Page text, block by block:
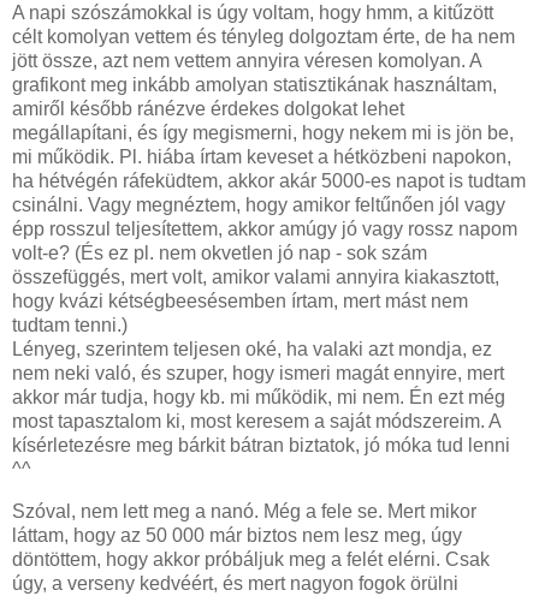
A napi szószámokkal is úgy voltam, hogy hmm, a kitűzött
célt komolyan vettem és tényleg dolgoztam érte, de ha nem
jött össze, azt nem vettem annyira véresen komolyan. A
grafikont meg inkább amolyan statisztikának használtam,
amiről később ránézve érdekes dolgokat lehet
megállapítani, és így megismerni, hogy nekem mi is jön be,
mi működik. Pl. hiába írtam keveset a hétközbeni napokon,
ha hétvégén ráfeküdtem, akkor akár 5000-es napot is tudtam
csinálni. Vagy megnéztem, hogy amikor feltűnően jól vagy
épp rosszul teljesítettem, akkor amúgy jó vagy rossz napom
volt-e? (És ez pl. nem okvetlen jó nap - sok szám
összefüggés, mert volt, amikor valami annyira kiakasztott,
hogy kvázi kétségbeesésemben írtam, mert mást nem
tudtam tenni.)
Lényeg, szerintem teljesen oké, ha valaki azt mondja, ez
nem neki való, és szuper, hogy ismeri magát ennyire, mert
akkor már tudja, hogy kb. mi működik, mi nem. Én ezt még
most tapasztalom ki, most keresem a saját módszereim. A
kísérletezésre meg bárkit bátran biztatok, jó móka tud lenni
^^
Szóval, nem lett meg a nanó. Még a fele se. Mert mikor
láttam, hogy az 50 000 már biztos nem lesz meg, úgy
döntöttem, hogy akkor próbáljuk meg a felét elérni. Csak
úgy, a verseny kedvéért, és mert nagyon fogok örülni